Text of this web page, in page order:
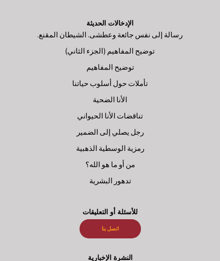
الإدخالات الحديثة
رسالة إلى نفس جائعة وعطشى. الشيطان المقنع.
توضيح المفاهيم (الجزء الثاني)
توضيح المفاهيم
تأملات حول أسلوب حياتنا
الأنا الضحية
تناقضات الأنا الحيواني
رجل يصلي إلى الضمير
رمزية الوسطية الذهبية
من أو ما هو الله؟
تدهور البشرية
للأسئلة أو التعليقات
اتصل بنا
النشرة الإخبارية